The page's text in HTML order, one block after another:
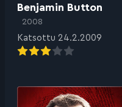
Benjamin Button
2008
Katsottu 24.2.2009